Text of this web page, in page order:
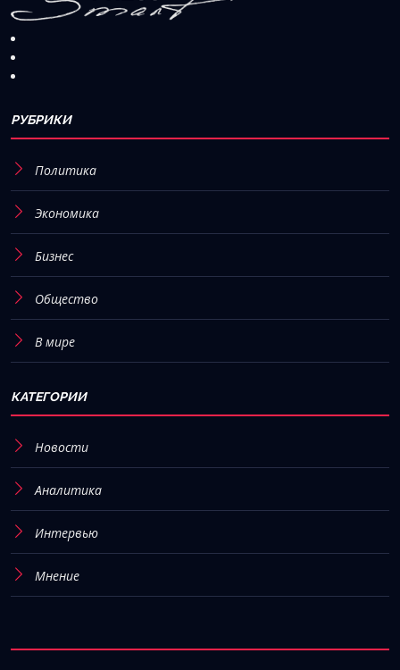
РУБРИКИ
Политика
Экономика
Бизнес
Общество
В мире
КАТЕГОРИИ
Новости
Аналитика
Интервью
Мнение